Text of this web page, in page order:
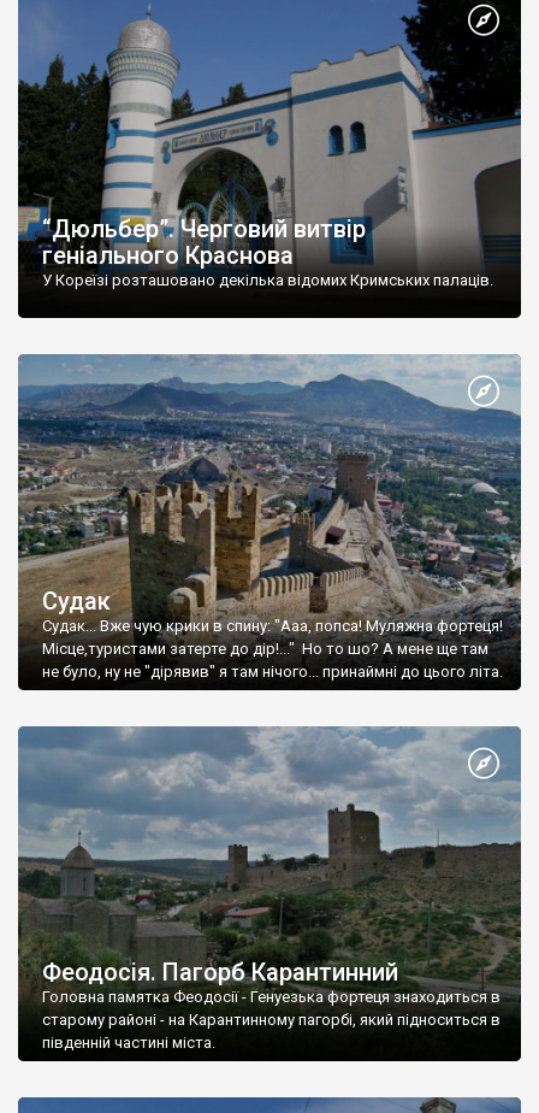
“Дюльбер”. Черговий витвір
геніального Краснова
У Кореїзі розташовано декілька відомих Кримських палаців.
Судак
Судак... Вже чую крики в спину: "Ааа, попса! Муляжна фортеця!
Місце,туристами затерте до дір!..." Но то шо? А мене ще там
не було, ну не "дірявив" я там нічого... принаймні до цього літа.
Феодосія. Пагорб Карантинний
Головна памятка Феодосії - Генуезька фортеця знаходиться в
старому районі - на Карантинному пагорбі, який підноситься в
південній частині міста.